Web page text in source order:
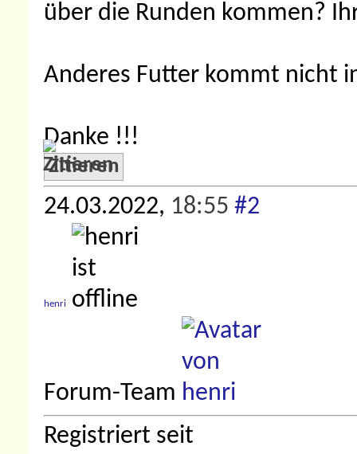
über die Runden kommen?
Anderes Futter kommt nicht
Danke !!!
Zitieren
24.03.2022, 18:55 #2
henri
Forum-Team
Registriert seit